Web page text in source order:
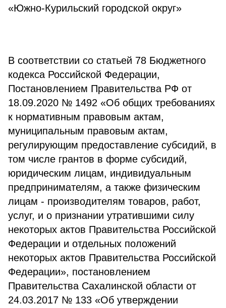
«Южно-Курильский городской округ»
В соответствии со статьей 78 Бюджетного
кодекса Российской Федерации,
Постановлением Правительства РФ от
18.09.2020 № 1492 «Об общих требованиях
к нормативным правовым актам,
муниципальным правовым актам,
регулирующим предоставление субсидий, в
том числе грантов в форме субсидий,
юридическим лицам, индивидуальным
предпринимателям, а также физическим
лицам - производителям товаров, работ,
услуг, и о признании утратившими силу
некоторых актов Правительства Российской
Федерации и отдельных положений
некоторых актов Правительства Российской
Федерации», постановлением
Правительства Сахалинской области от
24.03.2017 № 133 «Об утверждении